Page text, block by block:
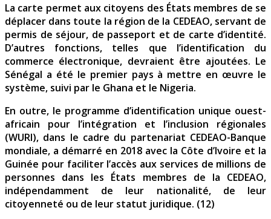
La carte permet aux citoyens des États membres de se
déplacer dans toute la région de la CEDEAO, servant de
permis de séjour, de passeport et de carte d’identité.
D’autres fonctions, telles que l’identification du
commerce électronique, devraient être ajoutées. Le
Sénégal a été le premier pays à mettre en œuvre le
système, suivi par le Ghana et le Nigeria.
En outre, le programme d’identification unique ouest-
africain pour l’intégration et l’inclusion régionales
(WURI), dans le cadre du partenariat CEDEAO-Banque
mondiale, a démarré en 2018 avec la Côte d’Ivoire et la
Guinée pour faciliter l’accès aux services de millions de
personnes dans les États membres de la CEDEAO,
indépendamment de leur nationalité, de leur
citoyenneté ou de leur statut juridique. (12)